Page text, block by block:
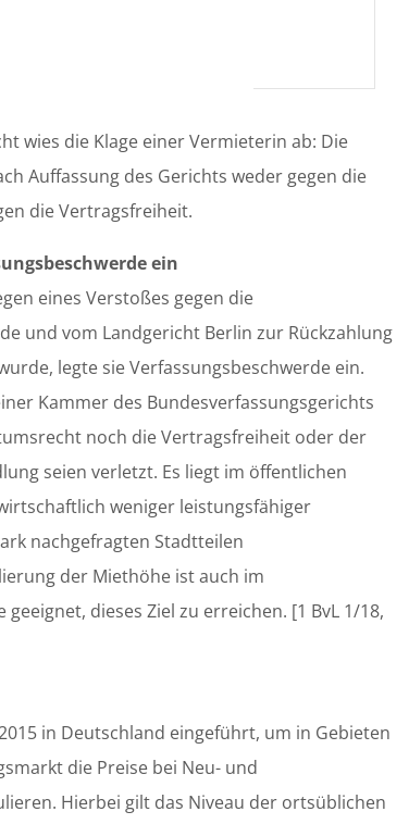
wies die Klage einer Vermieterin ab: Die
Auffassung des Gerichts weder gegen die
die Vertragsfreiheit.
ein
eines Verstoßes gegen die
und vom Landgericht Berlin zur Rückzahlung
legte sie Verfassungsbeschwerde ein.
Kammer des Bundesverfassungsgerichts
noch die Vertragsfreiheit oder der
seien verletzt. Es liegt im öffentlichen
weniger leistungsfähiger
nachgefragten Stadtteilen
der Miethöhe ist auch im
dieses Ziel zu erreichen. [1 BvL 1/18,
in Deutschland eingeführt, um in Gebieten
die Preise bei Neu- und
Hierbei gilt das Niveau der ortsüblichen